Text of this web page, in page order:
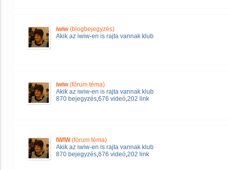
iwiw(blogbejegyzés)
Akik az iwiw-en is rajta vannak klub
iwiw(fórum téma)
Akik az iwiw-en is rajta vannak klub
870 bejegyzés,676 videó,202 link
IWIW(fórum téma)
Akik az iwiw-en is rajta vannak klub
870 bejegyzés,676 videó,202 link